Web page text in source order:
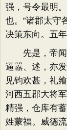
强，号令最明
也。”诸郡太守
决策东向。五
先是，帝闻
逼嚣、述，亦
见钧欢甚，礼
河西五郡大将
精强，仓库有
姓蒙福。威德